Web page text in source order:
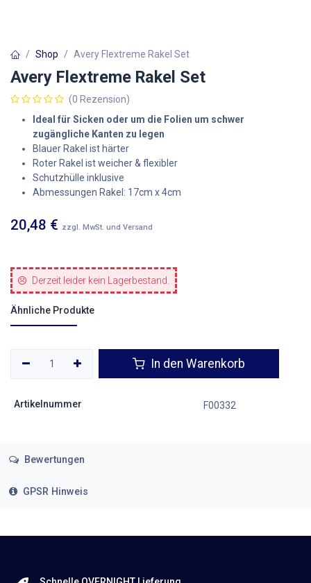
Shop Avery Flextreme Rakel Set
Avery Flextreme Rakel Set
(0 Rezension)
Ideal für Sicken oder um die Folien um schwer
zugängliche Kanten zu legen
Blauer Rakel ist härter
Roter Rakel ist weicher & flexibler
Schutzhülle inklusive
Abmessungen Rakel: 17cm x 4cm
20,48 € zzgl. MwSt. und Versand
Derzeit leider kein Lagerbestand.
Ähnliche Produkte
In den Warenkorb
Artikelnummer F00332
Bewertungen
GPSR Hinweis